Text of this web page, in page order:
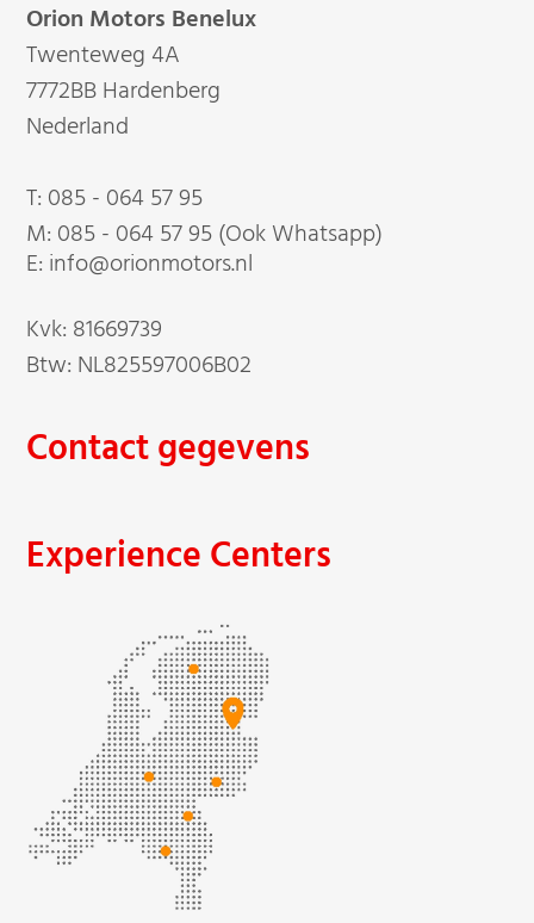
Orion Motors Benelux
Twenteweg 4A
7772BB Hardenberg
Nederland
T: 085 - 064 57 95
M: 085 - 064 57 95 (Ook Whatsapp)
E: info@orionmotors.nl
Kvk: 81669739
Btw: NL825597006B02
Contact gegevens
Experience Centers